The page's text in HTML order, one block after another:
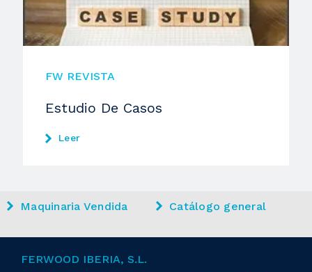
FW REVISTA
Estudio De Casos
Leer
Maquinaria Vendida Catálogo general
FERWOOD IBERIA, S.L.